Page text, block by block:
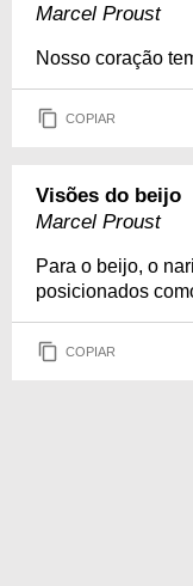
Marcel Proust
Nosso coração
COPIAR
Visões do beijo
Marcel Proust
Para o beijo, o
posicionados
COPIAR